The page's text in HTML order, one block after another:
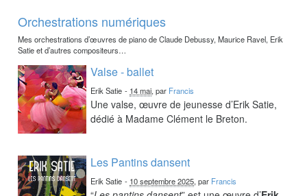
Orchestrations numériques
Mes orchestrations d’œuvres de piano de Claude Debussy, Maurice Ravel, Erik
Satie et d’autres compositeurs…
Valse - ballet
Erik Satie - 14 mai, par Francis
Une valse, œuvre de jeunesse d’Erik Satie,
dédié à Madame Clément le Breton.
Les Pantins dansent
Erik Satie - 10 septembre 2025, par Francis